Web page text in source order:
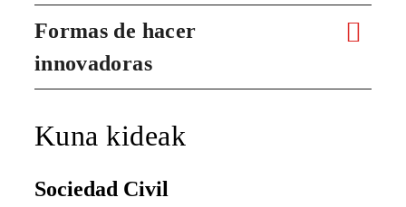
Formas de hacer
innovadoras
Kuna kideak
Sociedad Civil